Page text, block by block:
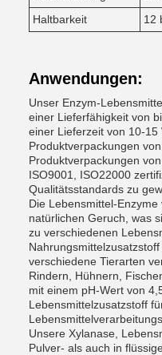
Haltbarkeit
12
Anwendungen:
Unser Enzym-
einer Lieferfähigkeit von
einer Lieferzeit von 10-
Produktverpackungen
Produktverpackungen
ISO9001, ISO22000
Qualitätsstandards zu
Die Lebensmittel-Enzyme
natürlichen Geruch, was
zu verschiedenen
verschiedene Tierarten
Rindern, Hühnern,
mit einem pH-Wert von
Lebensmittelzusatzstoff
Unsere Xylanase,
Pulver- als auch in